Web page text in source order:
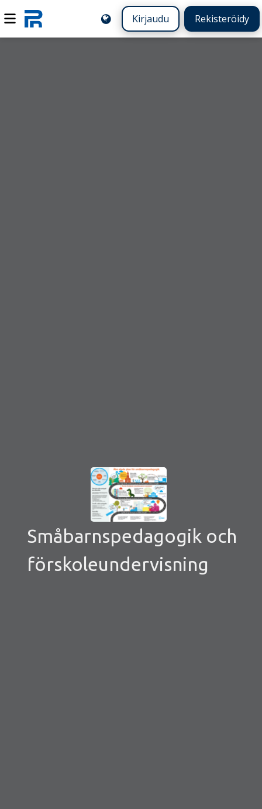
Kirjaudu Rekisteröidy
Småbarnspedagogik och
förskoleundervisning